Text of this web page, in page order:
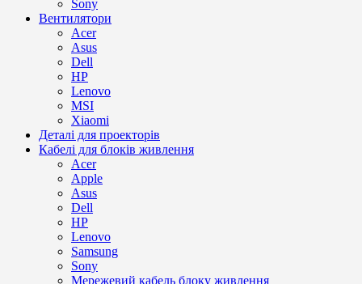
Sony
Вентилятори
Acer
Asus
Dell
HP
Lenovo
MSI
Xiaomi
Деталі для проекторів
Кабелі для блоків живлення
Acer
Apple
Asus
Dell
HP
Lenovo
Samsung
Sony
Мережевий кабель блоку живлення